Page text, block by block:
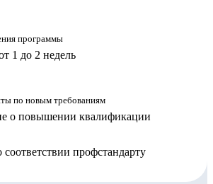
программы
1 до 2 недель
по новым требованиям
о повышении квалификации
профстандарту